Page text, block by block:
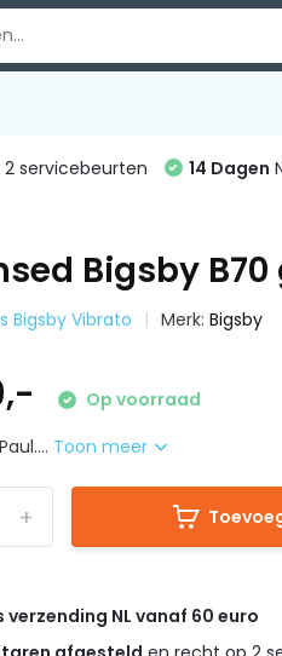
servicebeurten 14 Dagen
Bigsby B70
Bigsby Vibrato Merk:Bigsby
Op voorraad
Toon meer
+
verzending NL vanaf 60 euro